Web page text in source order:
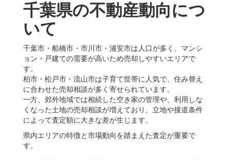
千葉県の不動産動向につ
いて
千葉市・船橋市・市川市・浦安市は人口が多く、マンシ
ョン・戸建ての需要が高いため売却しやすいエリアで
す。
柏市・松戸市・流山市は子育て世帯に人気で、住み替え
に合わせた売却相談が多く寄せられています。
一方、郊外地域では相続した空き家の管理や、利用しな
くなった土地の売却相談が増えており、立地や接道条件
によって査定額に大きな差が生じます。
県内エリアの特徴と市場動向を踏まえた査定が重要で
す。